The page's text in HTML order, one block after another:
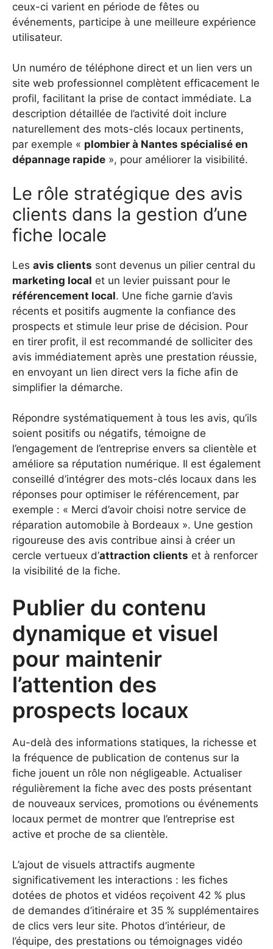
ceux-ci varient en période de fêtes ou
événements, participe à une meilleure expérience
utilisateur.
Un numéro de téléphone direct et un lien vers un
site web professionnel complètent efficacement le
profil, facilitant la prise de contact immédiate. La
description détaillée de l’activité doit inclure
naturellement des mots-clés locaux pertinents,
par exemple « plombier à Nantes spécialisé en
dépannage rapide », pour améliorer la visibilité.
Le rôle stratégique des avis
clients dans la gestion d’une
fiche locale
Les avis clients sont devenus un pilier central du
marketing local et un levier puissant pour le
référencement local. Une fiche garnie d’avis
récents et positifs augmente la confiance des
prospects et stimule leur prise de décision. Pour
en tirer profit, il est recommandé de solliciter des
avis immédiatement après une prestation réussie,
en envoyant un lien direct vers la fiche afin de
simplifier la démarche.
Répondre systématiquement à tous les avis, qu’ils
soient positifs ou négatifs, témoigne de
l’engagement de l’entreprise envers sa clientèle et
améliore sa réputation numérique. Il est également
conseillé d’intégrer des mots-clés locaux dans les
réponses pour optimiser le référencement, par
exemple : « Merci d’avoir choisi notre service de
réparation automobile à Bordeaux ». Une gestion
rigoureuse des avis contribue ainsi à créer un
cercle vertueux d’attraction clients et à renforcer
la visibilité de la fiche.
Publier du contenu
dynamique et visuel
pour maintenir
l’attention des
prospects locaux
Au-delà des informations statiques, la richesse et
la fréquence de publication de contenus sur la
fiche jouent un rôle non négligeable. Actualiser
régulièrement la fiche avec des posts présentant
de nouveaux services, promotions ou événements
locaux permet de montrer que l’entreprise est
active et proche de sa clientèle.
L’ajout de visuels attractifs augmente
significativement les interactions : les fiches
dotées de photos et vidéos reçoivent 42 % plus
de demandes d’itinéraire et 35 % supplémentaires
de clics vers leur site. Photos d’intérieur, de
l’équipe, des prestations ou témoignages vidéo